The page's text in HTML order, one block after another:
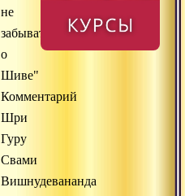
не
забывать
о
Шиве"
Комментарий
Шри
Гуру
Свами
Вишнудевананда